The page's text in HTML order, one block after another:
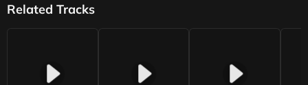
Related Tracks